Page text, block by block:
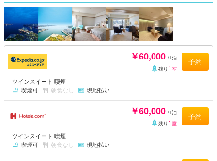
￥60,000 /1泊
残り 1 室
予約
ツインスイート 喫煙
喫煙可
朝食なし 現地払い
￥60,000 /1泊
残り 1 室
予約
ツインスイート 喫煙
喫煙可
朝食なし 現地払い